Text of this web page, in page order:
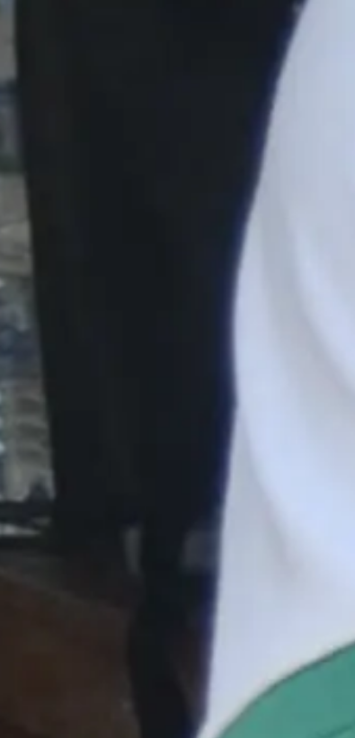
Gemeinsam für nachhaltige Projekte in Togo